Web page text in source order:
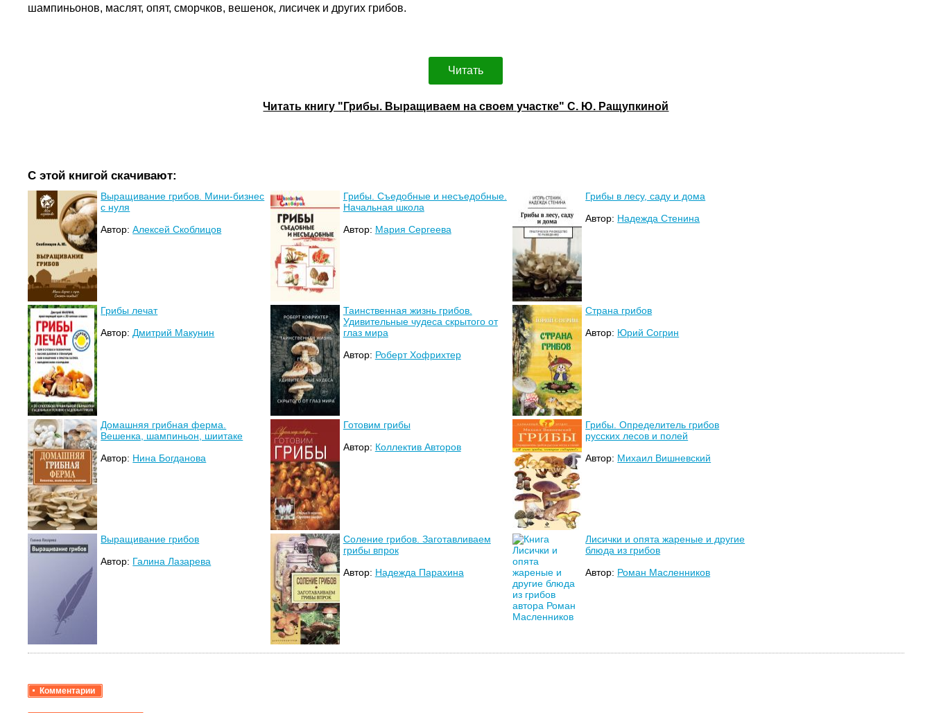
шампиньонов, маслят, опят, сморчков, вешенок, лисичек и других грибов.
Читать
Читать книгу "Грибы. Выращиваем на своем участке" С. Ю. Ращупкиной
С этой книгой скачивают:
Выращивание грибов. Мини-бизнес
с нуля
Автор:Алексей Скоблицов
Грибы. Съедобные и несъедобные.
Начальная школа
Автор: Мария Сергеева
Грибы в лесу, саду и дома
Автор: Надежда Стенина
Грибы лечат
Автор: Дмитрий Макунин
Таинственная жизнь грибов.
Удивительные чудеса скрытого от
глаз мира
Автор: Роберт Хофрихтер
Страна грибов
Автор: Юрий Согрин
Домашняя грибная ферма.
Вешенка, шампиньон, шиитаке
Автор: Нина Богданова
Готовим грибы
Автор: Коллектив Авторов
Грибы. Определитель грибов
русских лесов и полей
Автор: Михаил Вишневский
Выращивание грибов
Автор: Галина Лазарева
Соление грибов. Заготавливаем
грибы впрок
Автор: Надежда Парахина
Лисички и опята жареные и другие
блюда из грибов
Автор: Роман Масленников
Комментарии